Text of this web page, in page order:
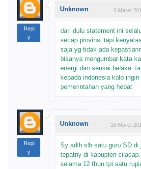
Repl
y
Unknown 6 Maret
dari dulu statement ini
setiap provinsi tapi
saja yg tidak ada
bisanya mengumbar kata
energi dan sensai belaka.
kepada indonesia kalo
pemerintahan yang hebat
Repl
y
Unknown 15 Maret
Sy adlh slh satu guru SD di
tepatny di kabupten
selama 12 thun tpi satu